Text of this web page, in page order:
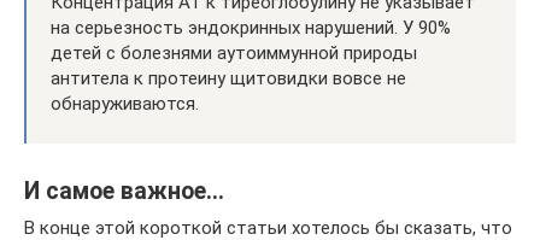
на серьезность эндокринных нарушений. У 90%
детей с болезнями аутоиммунной природы
антитела к протеину щитовидки вовсе не
обнаруживаются.
И самое важное…
В конце этой короткой статьи хотелось бы сказать, что